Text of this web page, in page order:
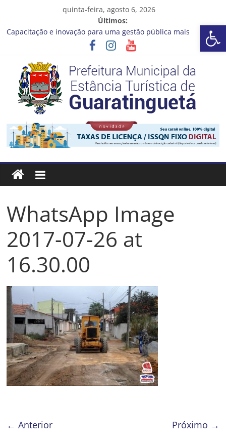
Barra de Ferramentas Aberta
quinta-feira, agosto 6, 2026
Últimos:
Guaratinguetá realizará ação de vacinação contra a Febre
Amarela na região da Rocinha
Capacitação e inovação para uma gestão pública mais
Seu próximo emprego pode estar mais perto do que você
imagina
Novo curso no Qualifica Guará
Prefeitura de Guaratinguetá divulga novo cronograma dos
editais da PNAB
Prefeitura
Estância
Turística
Guaratinguetá
Prefeitura
Estância
Turística
Guaratinguetá
WhatsApp Image
2017-07-26 at
16.30.00
← Anterior Próximo →